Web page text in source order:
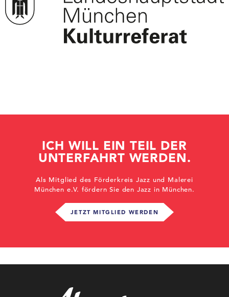
ICH WILL EIN TEIL DER
UNTERFAHRT WERDEN.
Als Mitglied des Förderkreis Jazz und Malerei
München e.V. fördern Sie den Jazz in München.
JETZT MITGLIED WERDEN